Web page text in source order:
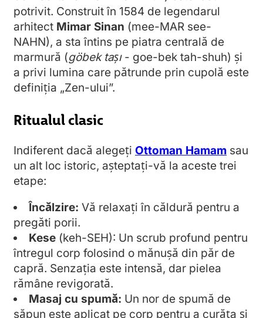
potrivit. Construit în 1584 de legendarul
arhitect Mimar Sinan (mee-MAR see-
NAHN), a sta întins pe piatra centrală de
marmură (göbek taşı- goe-bek tah-shuh) și
a privi lumina care pătrunde prin cupolă este
definiția „Zen-ului”.
Ritualul clasic
Indiferent dacă alegeți Ottoman Hamam sau
un alt loc istoric, așteptați-vă la aceste trei
etape:
Încălzire: Vă relaxați în căldură pentru a
pregăti porii.
Kese (keh-SEH): Un scrub profund pentru
întregul corp folosind o mănușă din păr de
capră. Senzația este intensă, dar pielea
rămâne revigorată.
Masaj cu spumă: Un nor de spumă de
săpun este aplicat pe corp pentru a curăța și